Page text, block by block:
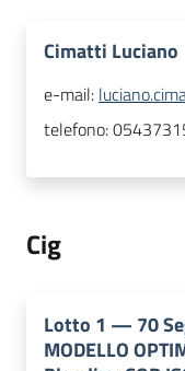
Cimatti Luciano
e-mail:
telefono:
Cig
Lotto 1 — 70
MODELLO